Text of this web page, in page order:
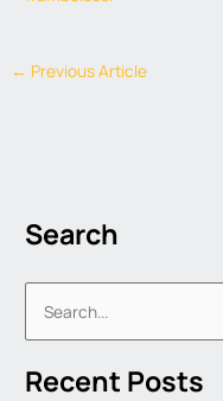
← Previous Article
Search
e
a
Recent Posts